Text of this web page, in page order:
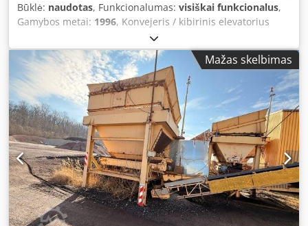
Būklė: naudotas, Funkcionalumas: visiškai funkcionalus,
Gamybos metai: 1996, Konvejeris / kibirinis elevatorius
Paskirtis: naudojamas kaip medžiagų transportavimo
įrenginys, valdomas nuotoliniu būdu. Dkodpozq S Dajfx Aa
Esr H 26 m
Mažas skelbimas